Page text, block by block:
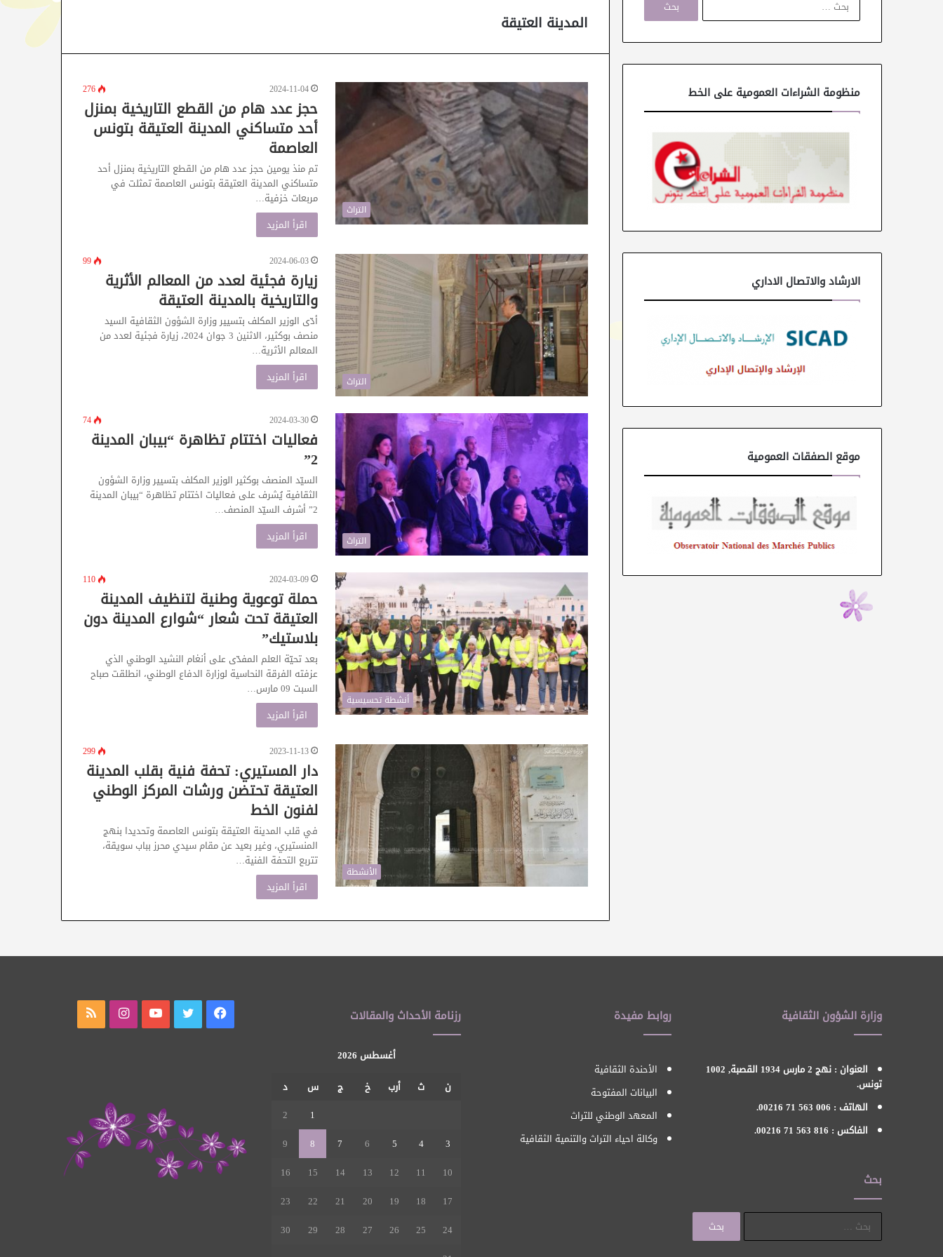
المدينة العتيقة
التراث
2024-11-04
276
حجز عدد هام من القطع التاريخية بمنزل
أحد متساكني المدينة العتيقة بتونس
العاصمة
تم منذ يومين حجز عدد هام من القطع التاريخية بمنزل أحد
متساكني المدينة العتيقة بتونس العاصمة تمثلت في
مربعات خزفية…
اقرأ المزيد
التراث
2024-06-03
99
زيارة فجئية لعدد من المعالم الأثرية
والتاريخية بالمدينة العتيقة
أدّى الوزير المكلف بتسيير وزارة الشؤون الثقافية السيد
منصف بوكثير، الاثنين 3 جوان 2024، زيارة فجئية لعدد من
المعالم الأثرية…
اقرأ المزيد
التراث
2024-03-30
74
فعاليات اختتام تظاهرة “بيبان المدينة
2”
السيّد المنصف بوكثير الوزير المكلف بتسيير وزارة الشؤون
الثقافية يُشرف على فعاليات اختتام تظاهرة “بيبان المدينة
2” أشرف السيّد المنصف…
اقرأ المزيد
أنشطة تحسيسية
2024-03-09
110
حملة توعوية وطنية لتنظيف المدينة
العتيقة تحت شعار “شوارع المدينة دون
بلاستيك”
بعد تحيّة العلم المفدّى على أنغام النشيد الوطني الذي
عزفته الفرقة النحاسية لوزارة الدفاع الوطني، انطلقت صباح
السبت 09 مارس…
اقرأ المزيد
الأنشطة
2023-11-13
299
دار المستيري: تحفة فنية بقلب المدينة
العتيقة تحتضن ورشات المركز الوطني
لفنون الخط
في قلب المدينة العتيقة بتونس العاصمة وتحديدا بنهج
المنستيري، وغير بعيد عن مقام سيدي محرز بباب سويقة،
تتربع التحفة الفنية…
اقرأ المزيد
ح
ن
منظومة الشراءات العمومية على الخط
الارشاد والاتصال الاداري
موقع الصفقات العمومية
وزارة الشؤون الثقافية
العنوان : نهج 2 مارس 1934 القصبة, 1002
تونس.
الهاتف : 006 563 71 00216.
الفاكس : 816 563 71 00216.
بحث
روابط مفيدة
الأحندة الثقافية
البيانات المفتوحة
المعهد الوطني للتراث
وكالة احياء التراث والتنمية الثقافية
رزنامة الأحداث والمقالات
أغسطس 2026
ن
ث أرب خ ج س
د
1
2
3
4
5
6
7
8
9
10
11
12
13
14
15
16
17
18
19
20
21
22
23
24
25
26
27
28
29
30
فيسبوك تويتر يوتيوب انستقرام